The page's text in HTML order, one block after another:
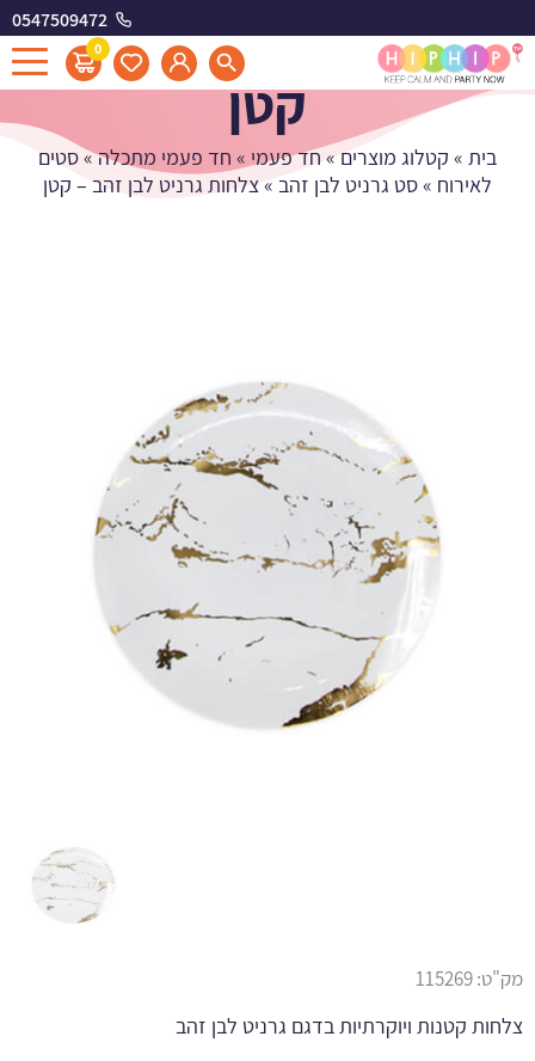
0547509472
0
צלחות גרניט לבן זהב -
קטן
בית » קטלוג מוצרים »חד פעמי » חד פעמי מתכלה»סטים
לאירוח »סט גרניט לבן זהב »צלחות גרניט לבן זהב – קטן
מק"ט:115269
צלחות קטנות ויוקרתיות בדגם גרניט לבן זהב